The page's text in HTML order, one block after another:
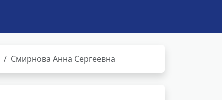
Смирнова Анна Сергеевна